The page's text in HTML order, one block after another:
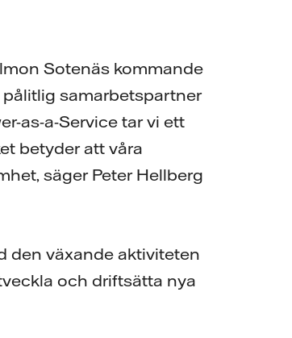
Sotenäs kommande
samarbetspartner
as-a-Service tar vi ett
betyder att våra
säger Peter Hellberg
den växande aktiviteten
och driftsätta nya